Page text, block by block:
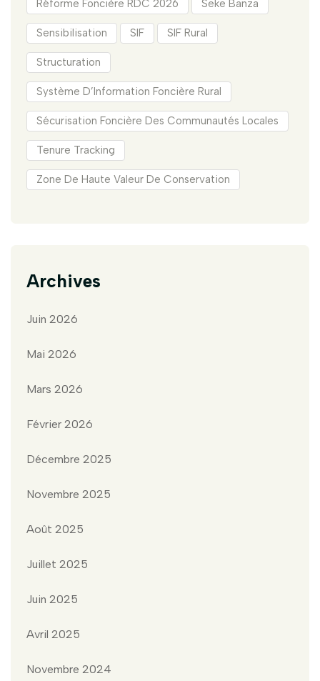
Réforme Foncière RDC 2026 Seke Banza
Sensibilisation SIF SIF Rural
Structuration
Système D’Information Foncière Rural
Sécurisation Foncière Des Communautés Locales
Tenure Tracking
Zone De Haute Valeur De Conservation
Archives
Juin 2026
Mai 2026
Mars 2026
Février 2026
Décembre 2025
Novembre 2025
Août 2025
Juillet 2025
Juin 2025
Avril 2025
Novembre 2024